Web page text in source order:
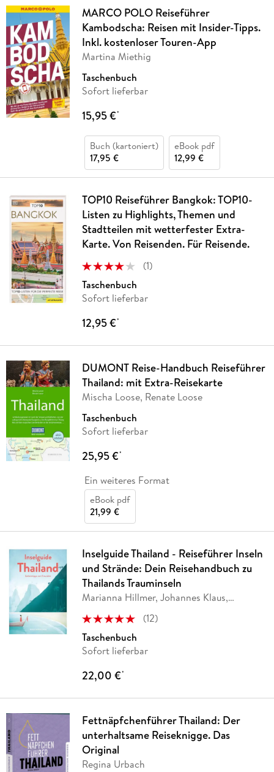
MARCO POLO Reiseführer
Kambodscha: Reisen mit Insider-Tipps.
Inkl. kostenloser Touren-App
Martina Miethig
Taschenbuch
Sofort lieferbar
15,95 €*
Buch (kartoniert)
17,95 €
eBook pdf
12,99 €
TOP10 Reiseführer Bangkok: TOP10-
Listen zu Highlights, Themen und
Stadtteilen mit wetterfester Extra-
Karte. Von Reisenden. Für Reisende.
(1)
Taschenbuch
Sofort lieferbar
12,95 €*
DUMONT Reise-Handbuch Reiseführer
Thailand: mit Extra-Reisekarte
Mischa Loose, Renate Loose
Taschenbuch
Sofort lieferbar
25,95 €*
Ein weiteres Format
eBook pdf
21,99 €
Inselguide Thailand - Reiseführer Inseln
und Strände: Dein Reisehandbuch zu
Thailands Trauminseln
Marianna Hillmer, Johannes Klaus,
(12)
Taschenbuch
Sofort lieferbar
22,00 €*
Fettnäpfchenführer Thailand: Der
unterhaltsame Reiseknigge. Das
Original
Regina Urbach